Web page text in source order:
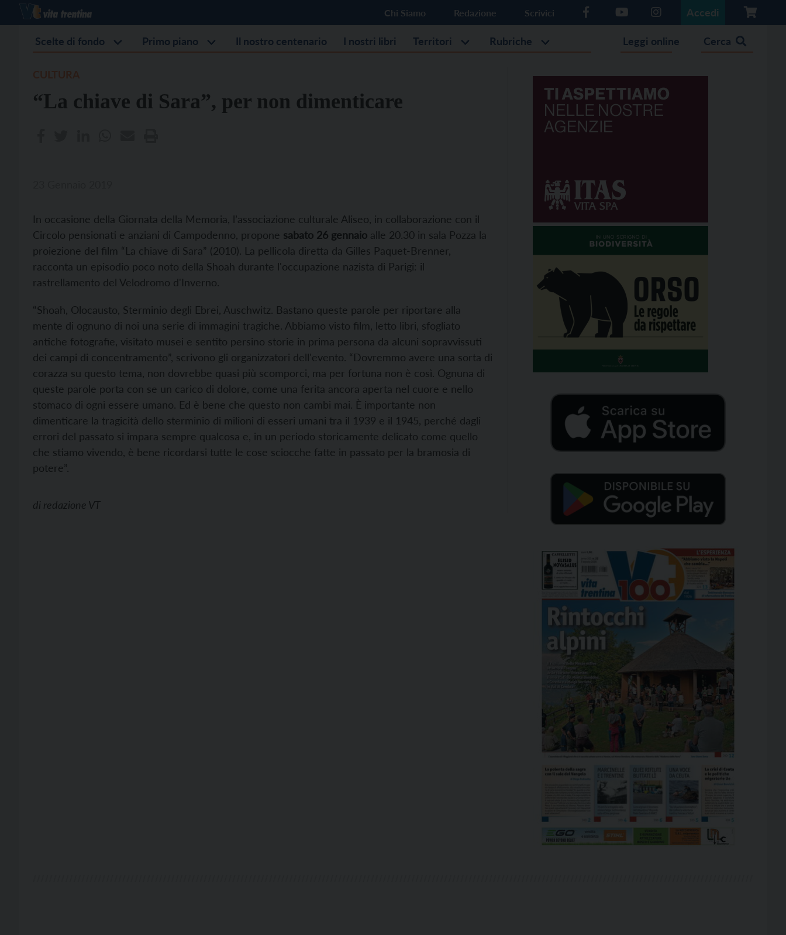
Chi Siamo Redazione Scrivici Accedi
Scelte di fondo Primo piano Il nostro centenario I nostri libri Territori Rubriche Leggi online Cerca
“La chiave di Sara”, per non dimenticare
In occasione della Giornata della Memoria, l’associazione culturale Aliseo, in collaborazione con il
Circolo pensionati e anziani di Campodenno, propone sabato 26 gennaio alle 20.30 in sala Pozza la
proiezione del film “La chiave di Sara” (2010). La pellicola diretta da Gilles Paquet-Brenner,
racconta un episodio poco noto della Shoah durante l'occupazione nazista di Parigi: il
rastrellamento del Velodromo d'Inverno.
“Shoah, Olocausto, Sterminio degli Ebrei, Auschwitz. Bastano queste parole per riportare alla
mente di ognuno di noi una serie di immagini tragiche. Abbiamo visto film, letto libri, sfogliato
antiche fotografie, visitato musei e sentito persino storie in prima persona da alcuni sopravvissuti
dei campi di concentramento”, scrivono gli organizzatori dell'evento. “Dovremmo avere una sorta di
corazza su questo tema, non dovrebbe quasi più scomporci, ma per fortuna non è così. Ognuna di
queste parole porta con se un carico di dolore, come una ferita ancora aperta nel cuore e nello
stomaco di ogni essere umano. Ed è bene che questo non cambi mai. È importante non
dimenticare la tragicità dello sterminio di milioni di esseri umani tra il 1939 e il 1945, perché dagli
errori del passato si impara sempre qualcosa e, in un periodo storicamente delicato come quello
che stiamo vivendo, è bene ricordarsi tutte le cose sciocche fatte in passato per la bramosia di
potere”.
di redazione VT